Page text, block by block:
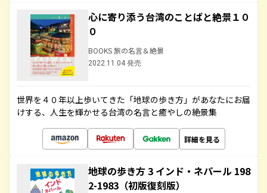
心に寄り添う台湾のことばと絶景１０
０
BOOKS 旅の名言＆絶景
2022.11.04 発売
世界を４０年以上歩いてきた「地球の歩き方」があなたにお届
けする、人生を輝かせる台湾の名言と癒やしの絶景集
詳細を見る
地球の歩き方 3 インド・ネパール 198
2-1983（初版復刻版）